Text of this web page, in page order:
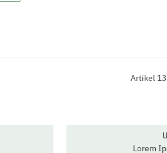
Artikel
Lorem